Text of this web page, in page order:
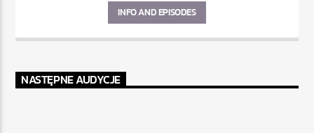
INFO AND EPISODES
NASTĘPNE AUDYCJE